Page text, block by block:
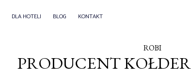
DLA HOTELI BLOG KONTAKT
ROBI
PRODUCENT